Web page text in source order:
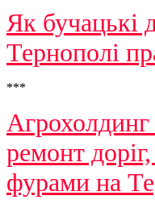
Як бучацькі
Тернополі
***
Агрохолдинг
ремонт
фурами на